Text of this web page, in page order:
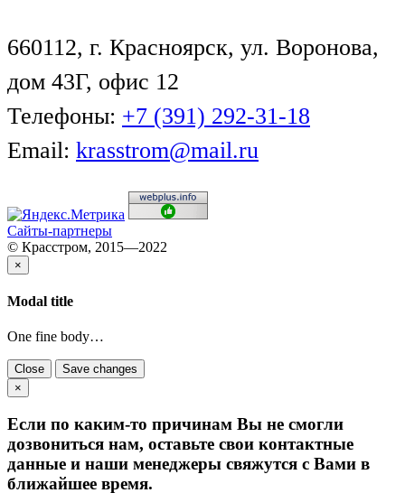
660112, г. Красноярск, ул. Воронова,
дом 43Г, офис 12
Телефоны: +7 (391) 292-31-18
Email: krasstrom@mail.ru
Сайты-партнеры
© Красстром, 2015—2022
×
Modal title
One fine body…
Close
Save changes
×
Если по каким-то причинам Вы не смогли
дозвониться нам, оставьте свои контактные
данные и наши менеджеры свяжутся с Вами в
ближайшее время.